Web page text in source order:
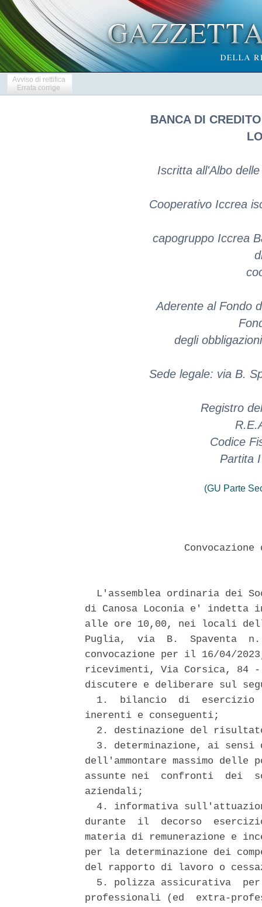
Avviso di rettifica
Errata corrige
BANCA DI
Iscritta all'Albo
Cooperativo Iccrea
capogruppo Iccrea
Aderente al Fondo
degli
Sede legale: via B.
Registro
Codice
Partita
(GU Parte
L'assemblea ordinaria dei
di Canosa Loconia e' indetta
alle ore 10,00, nei locali
Puglia,  via  B.  Spaventa
convocazione per il 16/04/
ricevimenti, Via Corsica, 84
discutere e deliberare sul
1.  bilancio  di  esercizio
inerenti e conseguenti;
2. destinazione del
3. determinazione, ai sensi
dell'ammontare massimo
assunte nei  confronti  dei
aziendali;
4. informativa
durante  il  decorso
materia di remunerazione e
per la determinazione dei
del rapporto di lavoro o
5. polizza assicurativa
professionali (ed  extra-